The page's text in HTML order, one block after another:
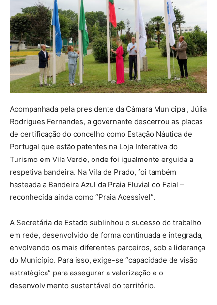
Acompanhada pela presidente da Câmara Municipal, Júlia
Rodrigues Fernandes, a governante descerrou as placas
de certificação do concelho como Estação Náutica de
Portugal que estão patentes na Loja Interativa do
Turismo em Vila Verde, onde foi igualmente erguida a
respetiva bandeira. Na Vila de Prado, foi também
hasteada a Bandeira Azul da Praia Fluvial do Faial –
reconhecida ainda como “Praia Acessível”.
A Secretária de Estado sublinhou o sucesso do trabalho
em rede, desenvolvido de forma continuada e integrada,
envolvendo os mais diferentes parceiros, sob a liderança
do Município. Para isso, exige-se “capacidade de visão
estratégica” para assegurar a valorização e o
desenvolvimento sustentável do território.